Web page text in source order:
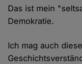
Das ist mein
Demokratie.
Ich mag auch